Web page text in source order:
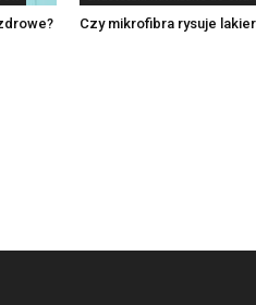
Czy mikrofibra rysuje